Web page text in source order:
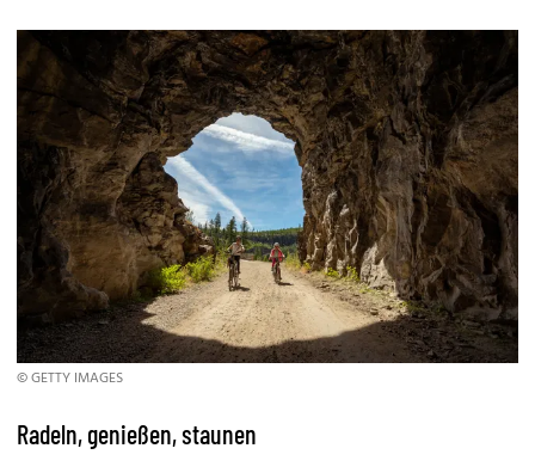
© GETTY IMAGES
Radeln, genießen, staunen